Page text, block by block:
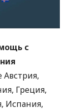
с
Австрия,
Греция,
Испания,